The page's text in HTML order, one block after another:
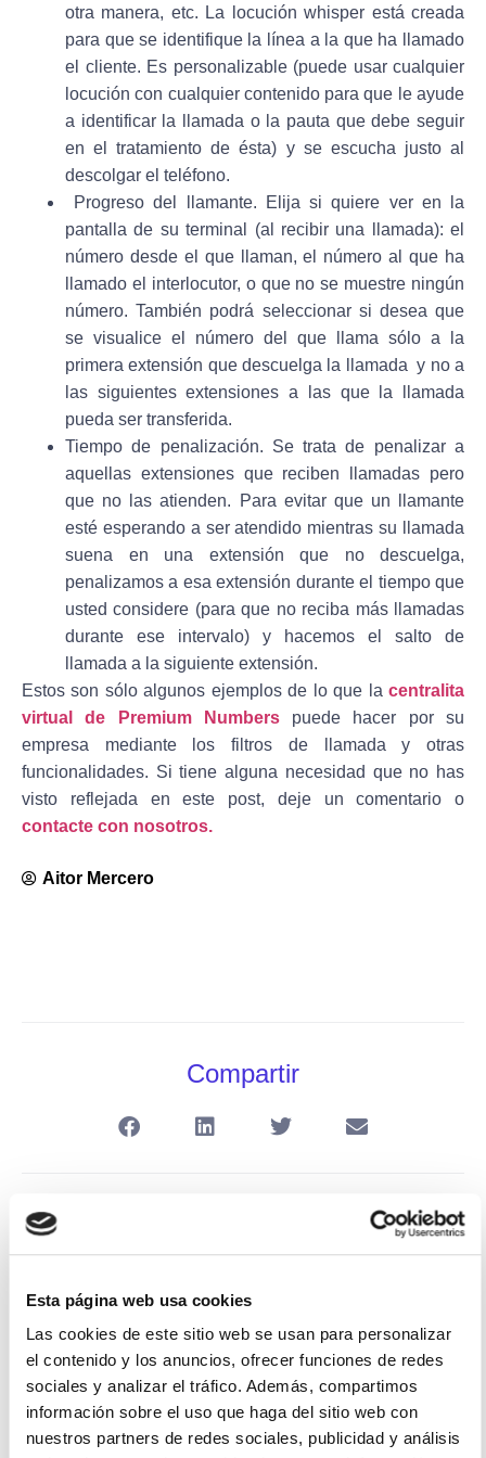
Esta página web usa cookies
Las cookies de este sitio web se usan para personalizar
el contenido y los anuncios, ofrecer funciones de redes
sociales y analizar el tráfico. Además, compartimos
información sobre el uso que haga del sitio web con
nuestros partners de redes sociales, publicidad y análisis
otra manera, etc. La locución whisper está creada
para que se identifique la línea a la que ha llamado
el cliente. Es personalizable (puede usar cualquier
locución con cualquier contenido para que le ayude
a identificar la llamada o la pauta que debe seguir
en el tratamiento de ésta) y se escucha justo al
descolgar el teléfono.
Progreso del llamante.
Elija si quiere ver en la
pantalla de su terminal (al recibir una llamada): el
número desde el que llaman, el número al que ha
llamado el interlocutor, o que no se muestre ningún
número. También podrá seleccionar si desea que
se visualice el número del que llama sólo a la
primera extensión que descuelga la llamada y no a
las siguientes extensiones a las que la llamada
pueda ser transferida.
Tiempo de penalización. Se trata de penalizar a
aquellas extensiones que reciben llamadas pero
que no las atienden. Para evitar que un llamante
esté esperando a ser atendido mientras su llamada
suena en una extensión que no descuelga,
penalizamos a esa extensión durante el tiempo que
usted considere (para que no reciba más llamadas
durante ese intervalo) y hacemos el salto de
llamada a la siguiente extensión.
Estos son sólo algunos ejemplos de lo que la centralita
virtual de Premium Numberspuede hacer por su
empresa mediante los filtros de llamada y otras
funcionalidades. Si tiene alguna necesidad que no has
visto reflejada en este post, deje un comentario o
contacte con nosotros.
Aitor Mercero
Compartir
ANTERIOR SIGUIENTE
Artículos relacionados